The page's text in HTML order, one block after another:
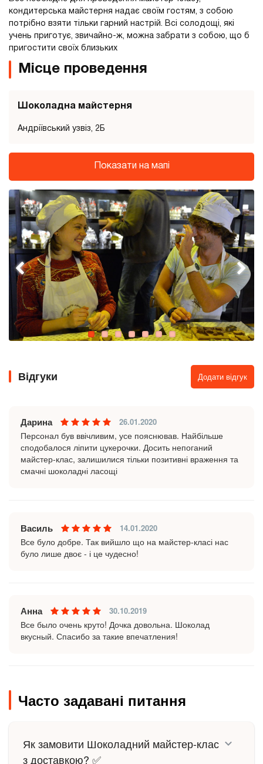
кондитерська майстерня надає своїм гостям, з собою
потрібно взяти тільки гарний настрій. Всі солодощі, які
учень приготує, звичайно-ж, можна забрати з собою, що б
пригостити своїх близьких
Місце проведення
Шоколадна майстерня
Андріївський узвіз, 2Б
Показати на мапі
Відгуки Додати відгук
Дарина 26.01.2020
Персонал був ввічливим, усе пояснював. Найбільше
сподобалося ліпити цукерочки. Досить непоганий
майстер-клас, залишилися тільки позитивні враження та
смачні шоколадні ласощі
Василь 14.01.2020
Все було добре. Так вийшло що на майстер-класі нас
було лише двоє - і це чудесно!
Анна 30.10.2019
Все было очень круто! Дочка довольна. Шоколад
вкусный. Спасибо за такие впечатления!
Часто задавані питання
Як замовити Шоколадний майстер-клас
з доставкою? ✅